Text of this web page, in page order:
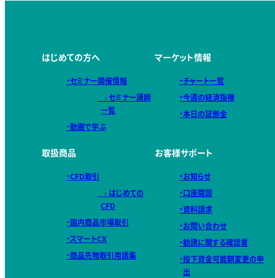
はじめての方へ
・セミナー開催情報
› セミナー講師
一覧
・動画で学ぶ
マーケット情報
・チャート一覧
・今週の経済指標
・本日の証拠金
取扱商品
・CFD取引
› はじめての
CFD
・国内商品市場取引
・スマートCX
・商品先物取引用語集
お客様サポート
・お知らせ
・口座開設
・資料請求
・お問い合わせ
・勧誘に関する確認書
・投下資金可能額変更の申
出